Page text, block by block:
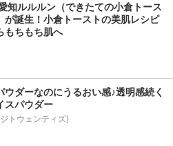
知ルルルン（できたての小倉トース
が誕生！小倉トーストの美肌レシピ
もちもち肌へ
ウダーなのにうるおい感♪透明感続く
スパウダー
トウェンティズ)